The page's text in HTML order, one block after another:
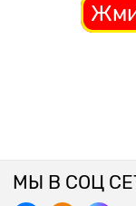
МЫ В СОЦ